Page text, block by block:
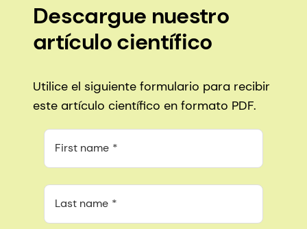
Descargue nuestro
artículo científico
Utilice el siguiente formulario para recibir
este artículo científico en formato PDF.
First name
Last name